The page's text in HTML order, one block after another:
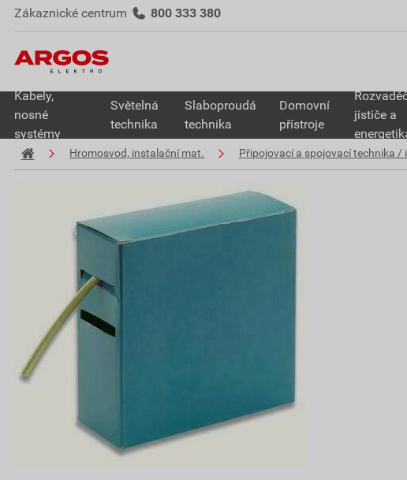
Zákaznické centrum 800 333 380
Kabely,
nosné
systémy
Světelná
technika
Slaboproudá
technika
Domovní
přístroje
jističe a
Hromosvod, instalační mat. Připojovací a spojovací technika /